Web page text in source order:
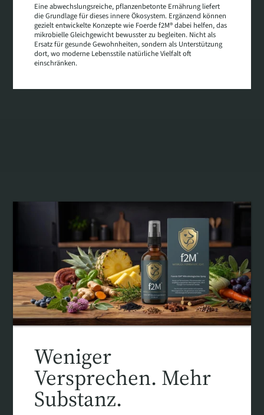
Eine abwechslungsreiche, pflanzenbetonte Ernährung liefert
die Grundlage für dieses innere Ökosystem. Ergänzend können
gezielt entwickelte Konzepte wie Foerde f2M® dabei helfen, das
mikrobielle Gleichgewicht bewusster zu begleiten. Nicht als
Ersatz für gesunde Gewohnheiten, sondern als Unterstützung
dort, wo moderne Lebensstile natürliche Vielfalt oft
einschränken.
Weniger
Versprechen. Mehr
Substanz.